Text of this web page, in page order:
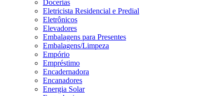
Docerias
Eletricista Residencial e Predial
Eletrônicos
Elevadores
Embalagens para Presentes
Embalagens/Limpeza
Empório
Empréstimo
Encadernadora
Encanadores
Energia Solar